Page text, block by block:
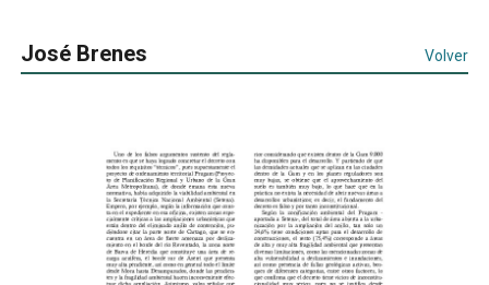
José Brenes Volver